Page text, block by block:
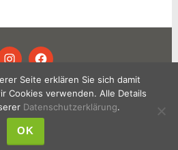
INSTAGRAM
FACEBOOK
. IMPRESSUM.
Seite erklären Sie sich damit
Cookies verwenden. Alle Details
Datenschutzerklärung.
OK